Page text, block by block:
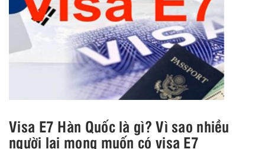
Visa E7 Hàn Quốc là gì? Vì sao nhiều
người lại mong muốn có visa E7